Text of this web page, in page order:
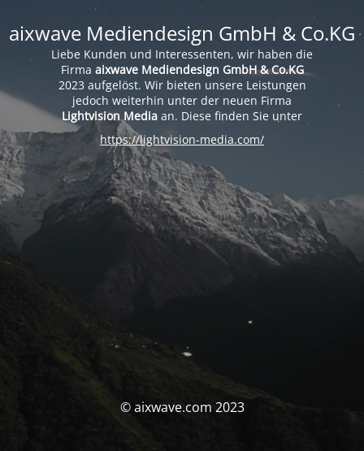
aixwave Mediendesign GmbH & Co.KG
Liebe Kunden und Interessenten, wir haben die
Firma aixwave Mediendesign GmbH & Co.KG
2023 aufgelöst. Wir bieten unsere Leistungen
jedoch weiterhin unter der neuen Firma
Lightvision Media an. Diese finden Sie unter
https://lightvision-media.com/
© aixwave.com 2023